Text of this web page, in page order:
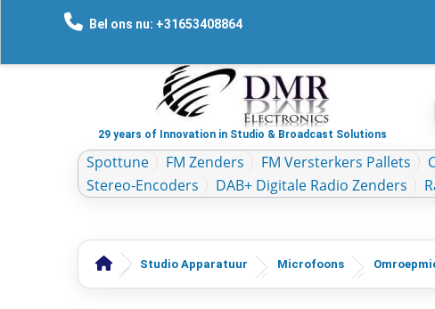
Bel ons nu: +31653408864
29 years of Innovation in Studio & Broadcast Solutions
Spottune FM Zenders FM Versterkers Pallets
Stereo-Encoders
DAB+ Digitale Radio Zenders
Studio Apparatuur Microfoons